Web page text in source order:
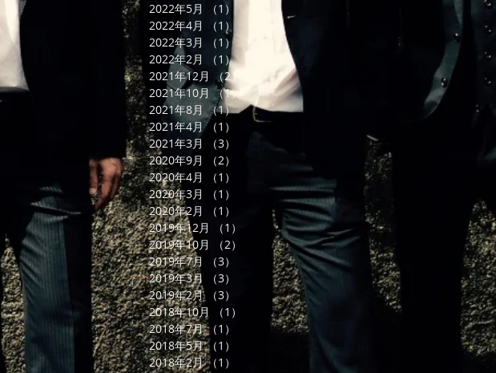
2022年5月
（1）
1件の記事
2022年4月
（1）
1件の記事
2022年3月
（1）
1件の記事
2022年2月
（1）1件の記事
2021年12月
（2）
2件の記事
2021年10月 （1）
1件の記事
2021年8月 （1）1件の記事
2021年4月 （1）
1件の記事
2021年3月
（3）
2020年9月
（2）
2020年4月
（1）
2020年3月
（1）
1件の記事
2020年2月
（1）
1件の記事
2019年12月
（1）
1件の記事
2019年10月
（2）
2件の記事
2019年7月
（3）
3件の記事
2019年3月
（3）
3件の記事
2019年2月
（3）
3件の記事
2018年10月
（1）
1件の記事
2018年7月 （1）
1件の記事
2018年5月 （1）
2018年2月 （1）